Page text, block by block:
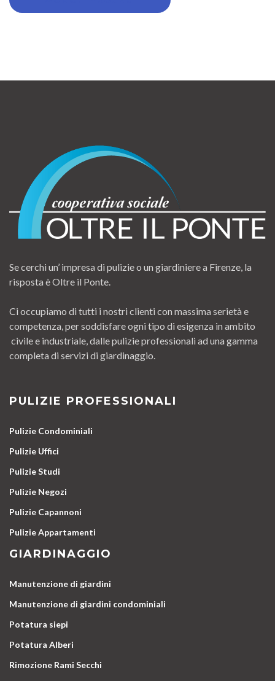
Se cerchi un’ impresa di pulizie o un giardiniere a Firenze, la
risposta è Oltre il Ponte.
Ci occupiamo di tutti i nostri clienti con massima serietà e
competenza, per soddisfare ogni tipo di esigenza in ambito
civile e industriale, dalle pulizie professionali ad una gamma
completa di servizi di giardinaggio.
PULIZIE PROFESSIONALI
Pulizie Condominiali
Pulizie Uffici
Pulizie Studi
Pulizie Negozi
Pulizie Capannoni
Pulizie Appartamenti
GIARDINAGGIO
Manutenzione di giardini
Manutenzione di giardini condominiali
Potatura siepi
Potatura Alberi
Rimozione Rami Secchi